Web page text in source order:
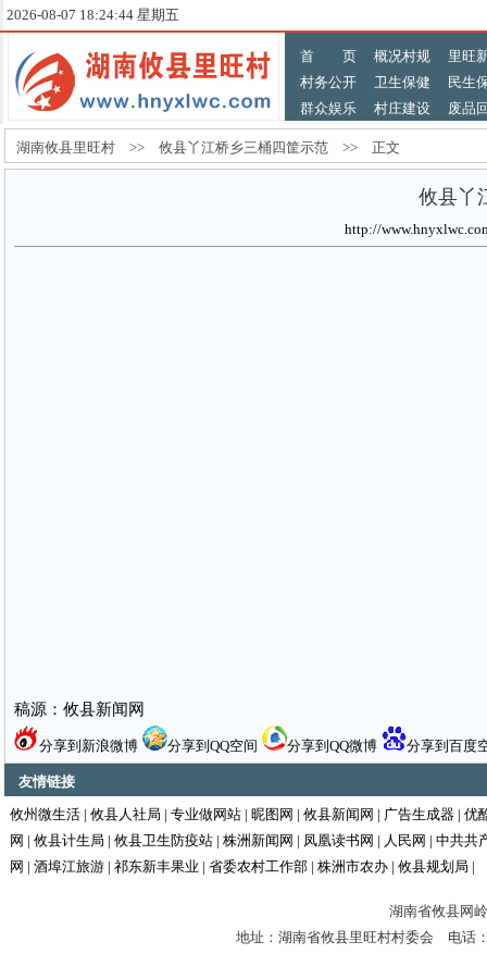
2026-08-07 18:24:44 星期五
首 页 概况村规
里旺
村务公开
卫生保健
民生
群众娱乐
村庄建设 废品
湖南攸县里旺村 >> 攸县丫江桥乡三桶四筐示范 >> 正文
攸县丫
http://
稿源：攸县新闻网
分享到新浪微博 分享到QQ空间 分享到QQ微博 分享到百度
友情链接
攸州微生活 | 攸县人社局 | 专业做网站 | 昵图网 | 攸县新闻网 | 广告生成器 | 优
网 | 攸县计生局 | 攸县卫生防疫站 | 株洲新闻网 | 凤凰读书网 | 人民网 | 中共共
网 | 酒埠江旅游 | 祁东新丰果业 | 省委农村工作部 | 株洲市农办 | 攸县规划局 |
湖南省攸县网
地址：湖南省攸县里旺村村委会 电